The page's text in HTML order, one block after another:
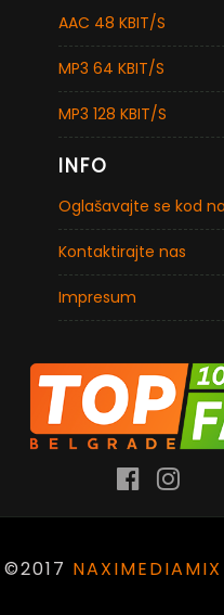
AAC 48 KBIT/S
MP3 64 KBIT/S
MP3 128 KBIT/S
INFO
Oglašavajte se kod
Kontaktirajte nas
Impresum
©2017 NAXIMEDIAMIX